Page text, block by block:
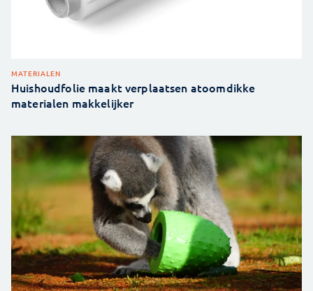
MATERIALEN
Huishoudfolie maakt verplaatsen atoomdikke
materialen makkelijker